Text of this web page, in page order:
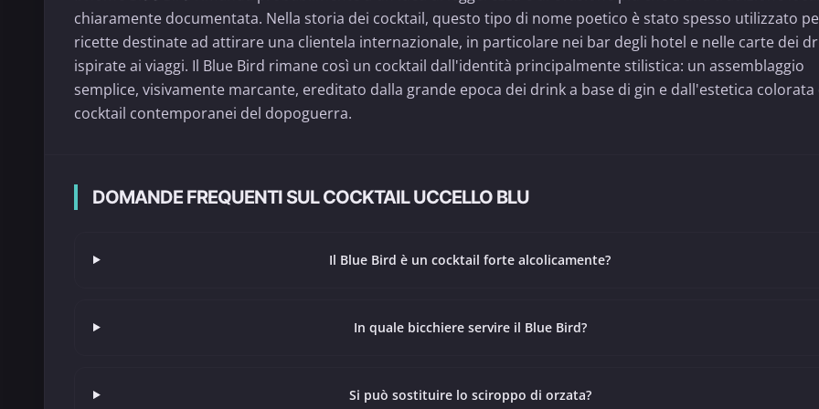
chiaramente documentata. Nella storia dei cocktail, questo tipo di nome poetico è stato spesso utilizzato
ricette destinate ad attirare una clientela internazionale, in particolare nei bar degli hotel e nelle carte dei
ispirate ai viaggi. Il Blue Bird rimane così un cocktail dall'identità principalmente stilistica: un assemblaggio
semplice, visivamente marcante, ereditato dalla grande epoca dei drink a base di gin e dall'estetica colorata
cocktail contemporanei del dopoguerra.
DOMANDE FREQUENTI SUL COCKTAIL UCCELLO BLU
Il Blue Bird è un cocktail forte alcolicamente?
In quale bicchiere servire il Blue Bird?
Si può sostituire lo sciroppo di orzata?